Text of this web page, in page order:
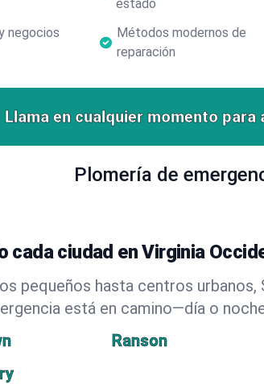
estado
negocios
Métodos modernos de
reparación
Llama en cualquier momento para
Plomería de
cada ciudad en Virginia
pequeños hasta centros
está en camino—día o
Ranson